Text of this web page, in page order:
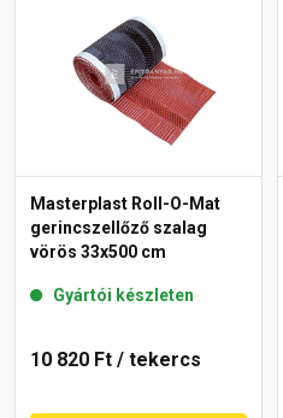
Masterplast Roll-O-Mat
gerincszellőző szalag
vörös 33x500 cm
Gyártói készleten
10 820 Ft / tekercs